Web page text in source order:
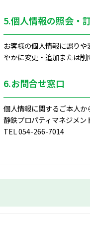
5.個人情報の照会・
お客様の個人情報に誤り
やかに変更・追加または削
6.お問合せ窓口
個人情報に関するご本人か
静鉄プロパティマネジメン
TEL 054-266-7014